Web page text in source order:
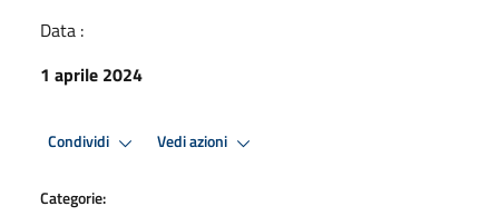
Data :
1 aprile 2024
Condividi Vedi azioni
Categorie: